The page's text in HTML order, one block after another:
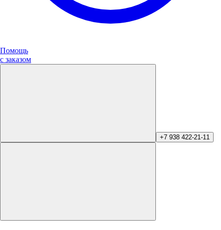
Помощь
с заказом
+7 938 422-21-11